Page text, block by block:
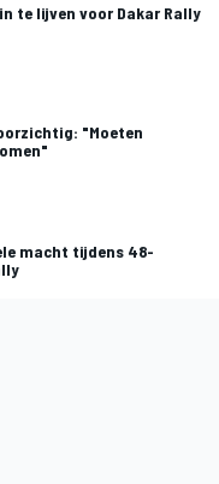
te lijven voor Dakar Rally
"Moeten
macht tijdens 48-